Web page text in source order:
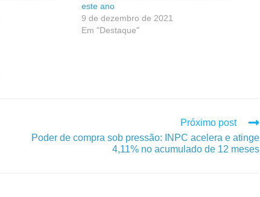
este ano
9 de dezembro de 2021
Em "Destaque"
Próximo post
Poder de compra sob pressão: INPC acelera e atinge
4,11% no acumulado de 12 meses